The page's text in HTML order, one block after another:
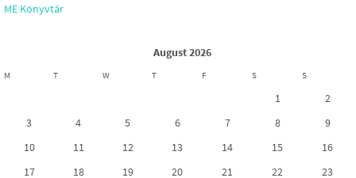
ME Könyvtár
August 2026
M T W T F S S
1
2
3
4 5 6 7 8
9
10
11 12 13 14 15
16
17
18 19 20 21 22
23